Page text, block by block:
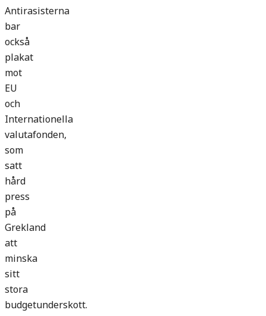
Antirasisterna
bar
också
plakat
mot
EU
och
Internationella
valutafonden,
som
satt
hård
press
på
Grekland
att
minska
sitt
stora
budgetunderskott.